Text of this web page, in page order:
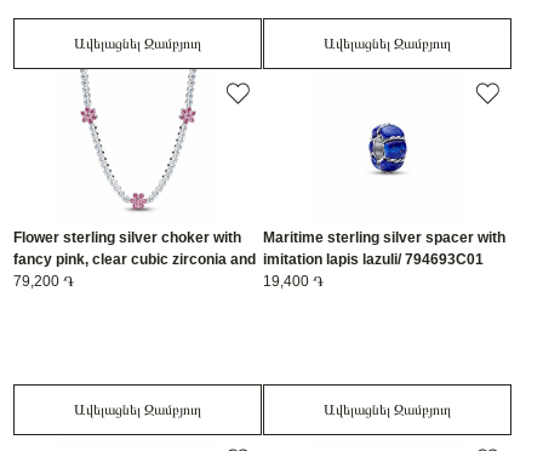
Ավելացնել Զամբյուղ Ավելացնել Զամբյուղ
Flower sterling silver choker with
fancy pink, clear cubic zirconia and
sliding clasp/ 394561C01-40
79,200 ֏
Ավելացնել Զամբյուղ
Maritime sterling silver spacer with
imitation lapis lazuli/ 794693C01
19,400 ֏
Ավելացնել Զամբյուղ